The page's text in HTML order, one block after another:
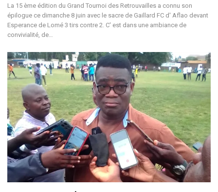
La 15 ème édition du Grand Tournoi des Retrouvailles a connu son
épilogue ce dimanche 8 juin avec le sacre de Gaillard FC d' Aflao devant
Esperance de Lomé 3 tirs contre 2. C' est dans une ambiance de
convivialité, de…